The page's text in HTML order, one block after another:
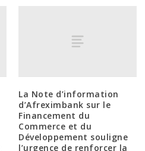
La Note d’information
d’Afreximbank sur le
Financement du
Commerce et du
Développement souligne
l’urgence de renforcer la